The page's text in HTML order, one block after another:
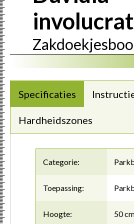
Specificaties
Hardheidszones
Categorie:
Toepassing:
Hoogte: 50